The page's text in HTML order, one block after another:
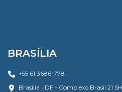
BRASÍLIA
+55 61 3686-7781
Brasília • DF - Complexo Brasil 21